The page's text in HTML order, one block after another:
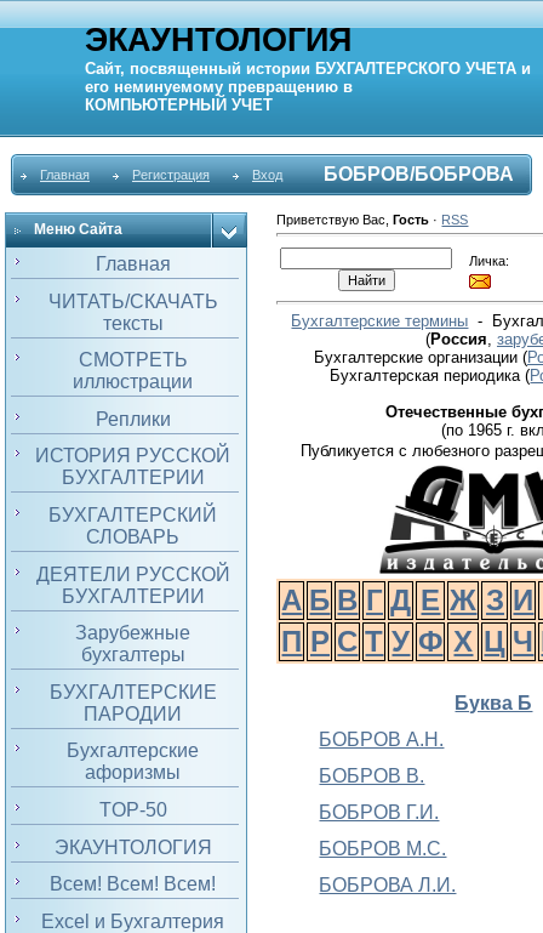
ЭКАУНТОЛОГИЯ
Сайт, посвященный истории БУХГАЛТЕРСКОГО УЧЕТА и
его неминуемому превращению в
КОМПЬЮТЕРНЫЙ УЧЕТ
Главная Регистрация Вход БОБРОВ/БОБРОВА
Меню Сайта
Главная
ЧИТАТЬ/СКАЧАТЬ
тексты
СМОТРЕТЬ
иллюстрации
Реплики
ИСТОРИЯ РУССКОЙ
БУХГАЛТЕРИИ
БУХГАЛТЕРСКИЙ
СЛОВАРЬ
ДЕЯТЕЛИ РУССКОЙ
БУХГАЛТЕРИИ
Зарубежные
бухгалтеры
БУХГАЛТЕРСКИЕ
ПАРОДИИ
Бухгалтерские
афоризмы
TOP-50
ЭКАУНТОЛОГИЯ
Всем! Всем! Всем!
Excel и Бухгалтерия
Приветствую Вас ,Гость · RSS
Личка:
Бухгалтерские термины -
(Россия
Бухгалтерские организации (
Бухгалтерская периодика(
Отечественные
(по 1965 г.
Публикуется с любезного
А Б В Г Д Е Ж З И
П Р С Т У Ф Х Ц Ч
Буква Б
БОБРОВ А.Н.
БОБРОВ В.
БОБРОВ Г.И.
БОБРОВ М.С.
БОБРОВА Л.И.